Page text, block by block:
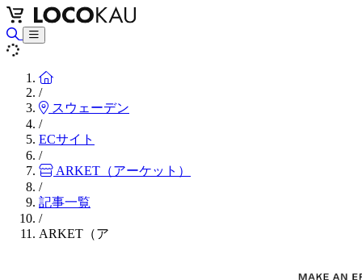
Home
/
スウェーデン
/
ECサイト
/
ARKET（アーケット）
/
記事一覧
/
ARKET（ア